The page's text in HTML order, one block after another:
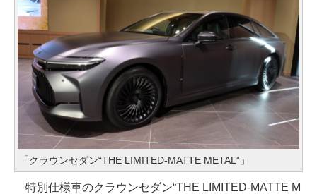
「クラウンセダン“THE LIMITED-MATTE METAL”」
特別仕様車のクラウンセダン“THE LIMITED-MATTE M